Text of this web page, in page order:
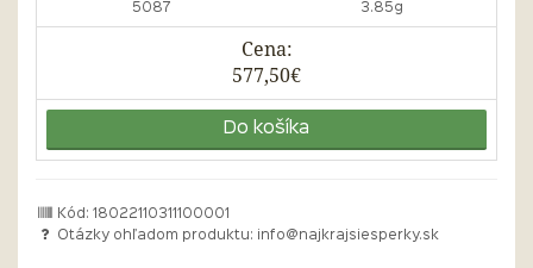
5087
3.85g
Cena:
577,50€
Do košíka
Kód: 18022110311100001
Otázky ohľadom produktu:
info@najkrajsiesperky.sk